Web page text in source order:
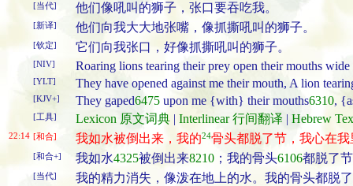
[当代] 他们像吼叫的狮子，张口要吞吃我。
[新译] 他们向我大大地张嘴，像抓撕吼叫的狮子。
[钦定] 它们向我张口，好像抓撕吼叫的狮子。
[NIV] Roaring lions tearing their prey open their mouths wide
[YLT] They have opened against me their mouth, A lion
[KJV+] They gaped6475 upon me {with} their mouths6310,
[工具] Lexicon 原文词典 | Interlinear 行间翻译 | Hebrew
22:14 [和合] 我如水被倒出来，我的24骨头都脱了节，我心在我
[和合+] 我如水4325被倒出来8210 ；我的骨头6106都脱了节
[当代] 我的精力消失，像泼在地上的水。我的骨头都脱